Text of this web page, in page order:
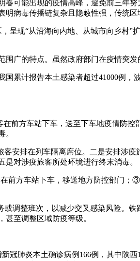
可能出现的疫情高峰，避免前三年
病毒传播链复杂且隐蔽性强，传统区
呈现“从沿海向内地、从城市向乡村
广的特点。虽然政府部门在疫情突
累计报告本土感染者超过41000例
前方车站下车，送至下车地疫情防
。
安排在列车隔离席位。二是安排涉
对涉疫旅客所处环境进行终末消毒。
前方车站下车，移送地方防控部门
调整班次，以减少交叉感染风险。
至调整区域防疫等级。
冠肺炎本土确诊病例166例，其中陕